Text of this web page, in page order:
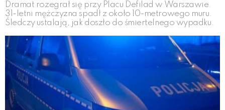
Dramat rozegrał się przy Placu Defilad w Warszawie.
31-letni mężczyzna spadł z około 10-metrowego muru.
Śledczy ustalają, jak doszło do śmiertelnego wypadku.